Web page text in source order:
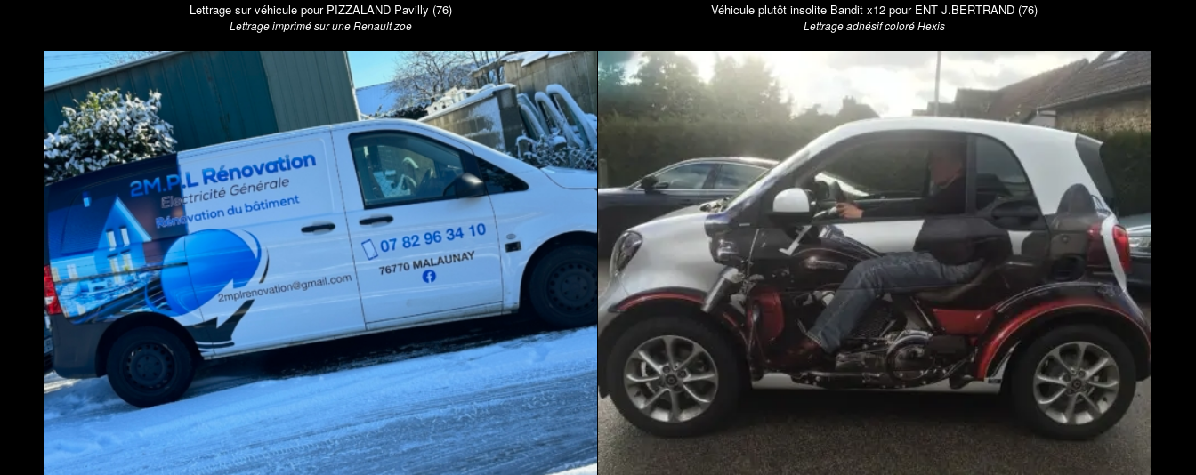
Lettrage sur véhicule pour PIZZALAND Pavilly (76)
Lettrage imprimé sur une Renault zoe
Véhicule plutôt insolite Bandit x12 pour ENT J.BERTRAND (76)
Lettrage adhésif coloré Hexis